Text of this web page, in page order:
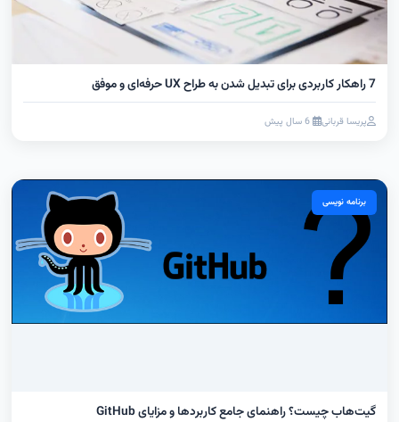
7 راهکار کاربردی برای تبدیل شدن به طراح UX حرفه‌ای و موفق
پریسا قربانی 6 سال پیش
برنامه نویسی
گیت‌هاب چیست؟ راهنمای جامع کاربردها و مزایای GitHub